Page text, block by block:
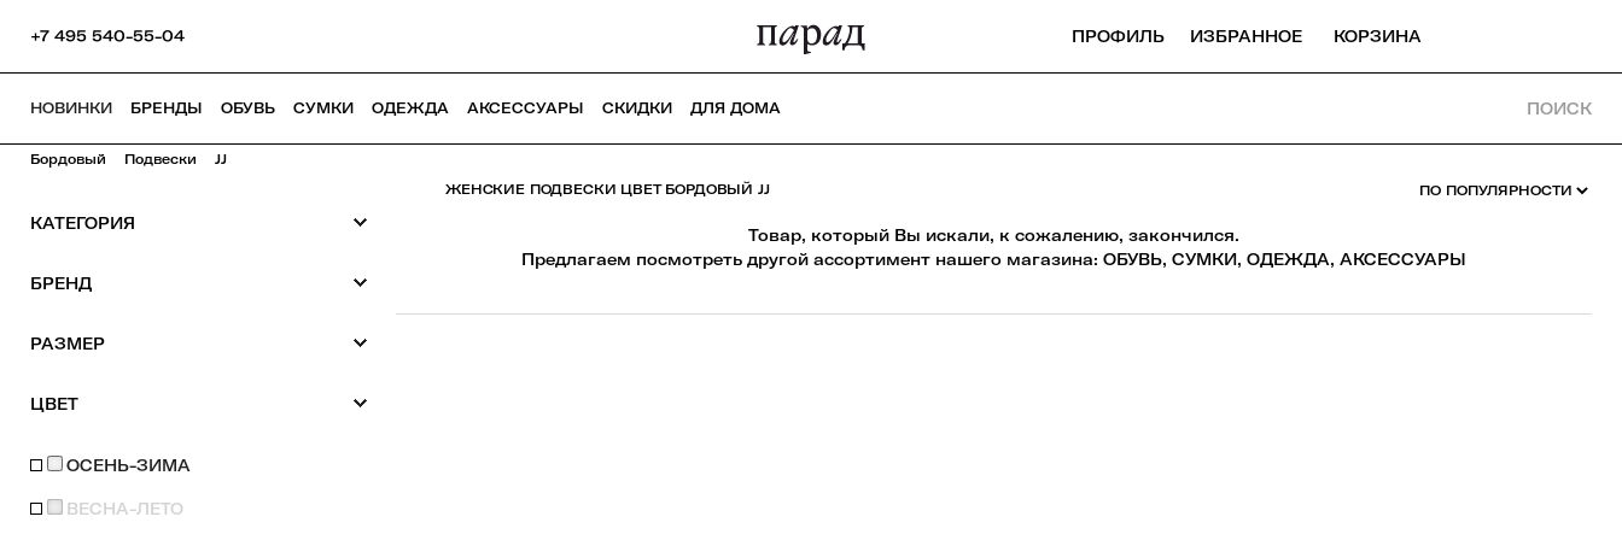
+7 495 540-55-04 ПРОФИЛЬ ИЗБРАННОЕ КОРЗИНА
НОВИНКИ БРЕНДЫ ОБУВЬ СУМКИ ОДЕЖДА АКСЕССУАРЫ СКИДКИ ДЛЯ ДОМА ПОИСК
Бордовый Подвески
JJ
ЖЕНСКИЕ ПОДВЕСКИ ЦВЕТ БОРДОВЫЙ JJ
КАТЕГОРИЯ
БРЕНД
РАЗМЕР
ЦВЕТ
ОСЕНЬ-ЗИМА
ВЕСНА-ЛЕТО
Товар, который Вы искали, к сожалению, закончился.
Предлагаем посмотреть другой ассортимент нашего магазина: ОБУВЬ, СУМКИ, ОДЕЖДА, АКСЕССУАРЫ